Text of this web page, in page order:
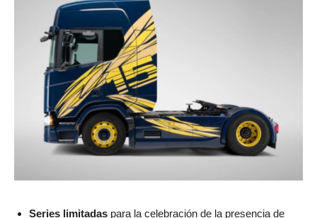
Series limitadas para la celebración de la presencia de